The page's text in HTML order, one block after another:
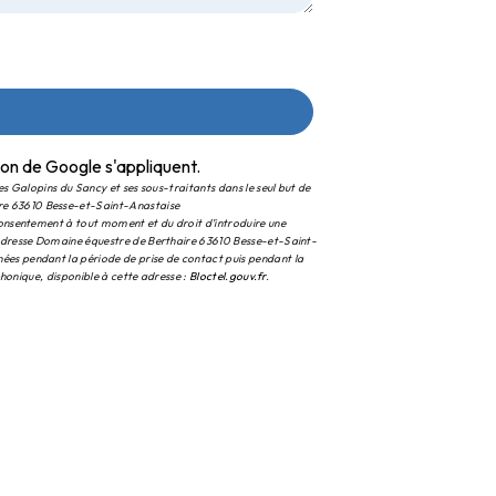
de Google s'appliquent.
Galopins du Sancy et ses sous-traitants dans le seul but de
63610 Besse-et-Saint-Anastaise
à tout moment et du droit d’introduire une
Domaine équestre de Berthaire 63610 Besse-et-Saint-
pendant la période de prise de contact puis pendant la
disponible à cette adresse : Bloctel.gouv.fr.